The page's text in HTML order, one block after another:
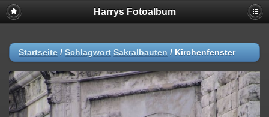
Harrys Fotoalbum
Startseite / Schlagwort Sakralbauten / Kirchenfenster